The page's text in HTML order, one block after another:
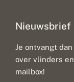
Nieuwsbrief
Je ontvangt
over vlinders
mailbox!